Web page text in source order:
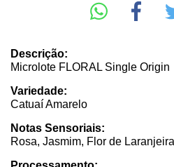
Descrição:
Microlote FLORAL Single Origin
Variedade:
Catuaí Amarelo
Notas Sensoriais:
Rosa, Jasmim, Flor de Laranjeira